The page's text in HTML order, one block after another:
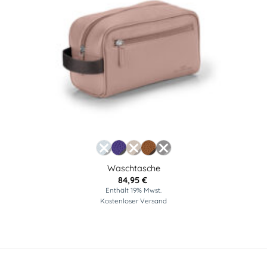
Waschtasche
84,95 €
Enthält 19% Mwst.
Kostenloser Versand